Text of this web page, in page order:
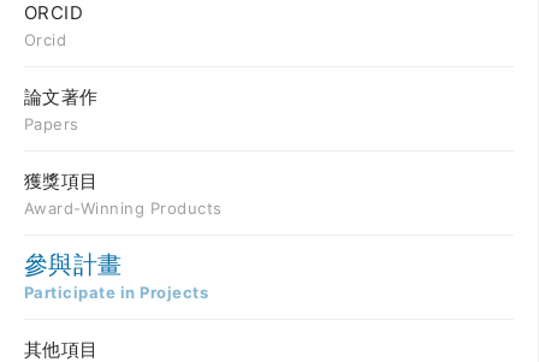
ORCID
Orcid
論文著作
Papers
獲獎項目
Award-Winning Products
參與計畫
Participate in Projects
其他項目